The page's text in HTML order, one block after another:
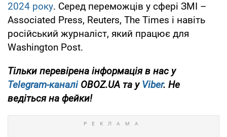
2024 року. Серед переможців у сфері ЗМІ –
Associated Press, Reuters, The Times і навіть
російський журналіст, який працює для
Washington Post.
Тільки перевірена інформація в нас у
Telegram-каналіOBOZ.UA та уViber. Не
ведіться на фейки!